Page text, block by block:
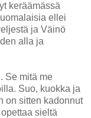
keräämässä
ellei
ja Väinö
alla ja
Se mitä me
Suo, kuokka ja
on sitten kadonnut
sieltä